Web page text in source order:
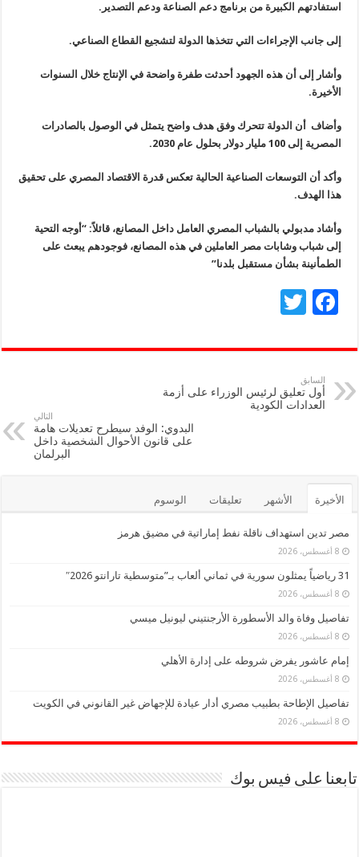
استفادتهم الكبيرة من برنامج دعم الصناعة ودعم التصدير.
إلى جانب الإجراءات التي تتخذها الدولة لتشجيع القطاع الصناعي.
وأشار إلى أن هذه الجهود أحدثت طفرة واضحة في الإنتاج خلال السنوات
الأخيرة.
وأضاف أن الدولة تتحرك وفق هدف واضح يتمثل في الوصول بالصادرات
المصرية إلى 100 مليار دولار بحلول عام 2030.
وأكد أن التوسعات الصناعية الحالية تعكس قدرة الاقتصاد المصري على تحقيق
هذا الهدف.
وأشاد مدبولي بالشباب المصري العامل داخل المصانع، قائلاً: “أوجه التحية
إلى شباب وشابات مصر العاملين في هذه المصانع، فوجودهم يبعث على
الطمأنينة بشأن مستقبل بلدنا”
F
e
b
o
tt
er
السابق
أول تعليق لرئيس الوزراء على أزمة
العدادات الكودية
التالي
البدوي: الوفد سيطرح تعديلات هامة
على قانون الأحوال الشخصية داخل
البرلمان
الأخيرة الأشهر تعليقات الوسوم
مصر تدين استهداف ناقلة نفط إماراتية في مضيق هرمز
8 أغسطس، 2026
31 رياضياً يمثلون سورية في ثماني ألعاب بـ”متوسطية تارانتو 2026″
8 أغسطس، 2026
تفاصيل وفاة والد الأسطورة الأرجنتيني ليونيل ميسي
8 أغسطس، 2026
إمام عاشور يفرض شروطه على إدارة الأهلي
8 أغسطس، 2026
تفاصيل الإطاحة بطبيب مصري أدار عيادة للإجهاض غير القانوني في الكويت
8 أغسطس، 2026
تابعنا على فيس بوك